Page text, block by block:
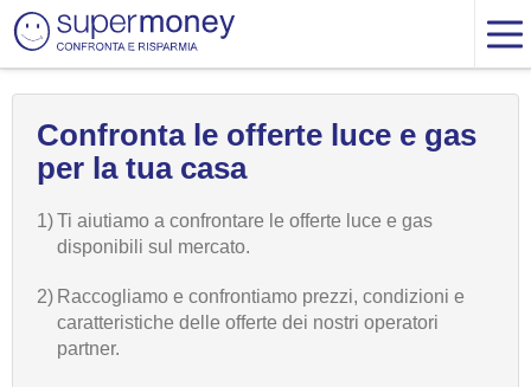
Confronta le offerte luce e gas
per la tua casa
1)Ti aiutiamo a confrontare le offerte luce e gas
disponibili sul mercato.
2) Raccogliamo e confrontiamo prezzi, condizioni e
caratteristiche delle offerte dei nostri operatori
partner.